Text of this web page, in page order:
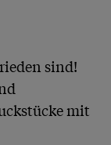
sind!
mit